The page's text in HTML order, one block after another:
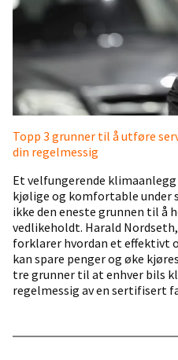
Topp 3 grunner til å utføre
din regelmessig
Et velfungerende
kjølige og komfortable under
ikke den eneste grunnen til å
vedlikeholdt. Harald
forklarer hvordan et effektivt
kan spare penger og øke
tre grunner til at enhver bils
regelmessig av en sertifisert